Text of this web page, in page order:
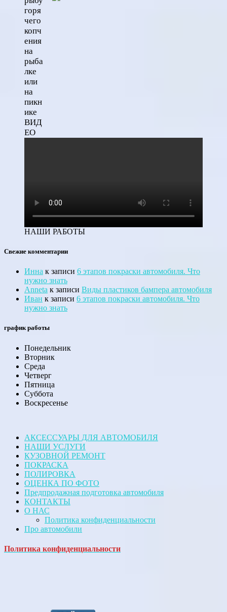
НАШИ РАБОТЫ
Свежие комментарии
Инна к записи 6 этапов покраски автомобиля. Что
нужно знать
Anneta к записи Виды пластиков бампера автомобиля
Иван к записи 6 этапов покраски автомобиля. Что
нужно знать
график работы
Понедельник
Вторник
Среда
Четверг
Пятница
Суббота
Воскресенье
АКСЕССУАРЫ ДЛЯ АВТОМОБИЛЯ
НАШИ УСЛУГИ
КУЗОВНОЙ РЕМОНТ
ПОКРАСКА
ПОЛИРОВКА
ОЦЕНКА ПО ФОТО
Предпродажная подготовка автомобиля
КОНТАКТЫ
О НАС
Политика конфиденциальности
Про автомобили
Политика конфиденциальности